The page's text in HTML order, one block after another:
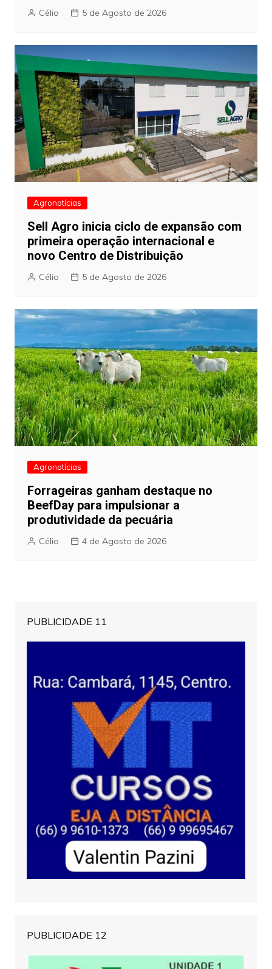
Célio 5 de Agosto de 2026
Agronotícias
Sell Agro inicia ciclo de expansão com
primeira operação internacional e
novo Centro de Distribuição
Célio 5 de Agosto de 2026
Agronotícias
Forrageiras ganham destaque no
BeefDay para impulsionar a
produtividade da pecuária
Célio 4 de Agosto de 2026
PUBLICIDADE 11
PUBLICIDADE 12